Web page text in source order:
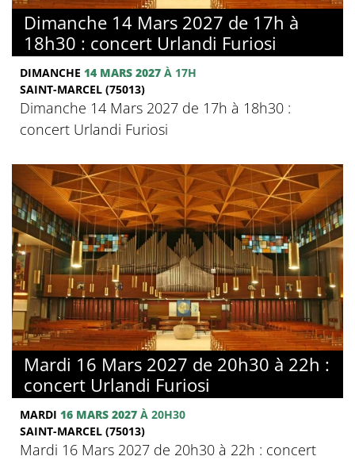
Dimanche 14 Mars 2027 de 17h à
18h30 : concert Urlandi Furiosi
DIMANCHE 14 MARS 2027 À 17H
SAINT-MARCEL (75013)
Dimanche 14 Mars 2027 de 17h à 18h30 :
concert Urlandi Furiosi
Mardi 16 Mars 2027 de 20h30 à 22h :
concert Urlandi Furiosi
MARDI 16 MARS 2027 À 20H30
SAINT-MARCEL (75013)
Mardi 16 Mars 2027 de 20h30 à 22h : concert